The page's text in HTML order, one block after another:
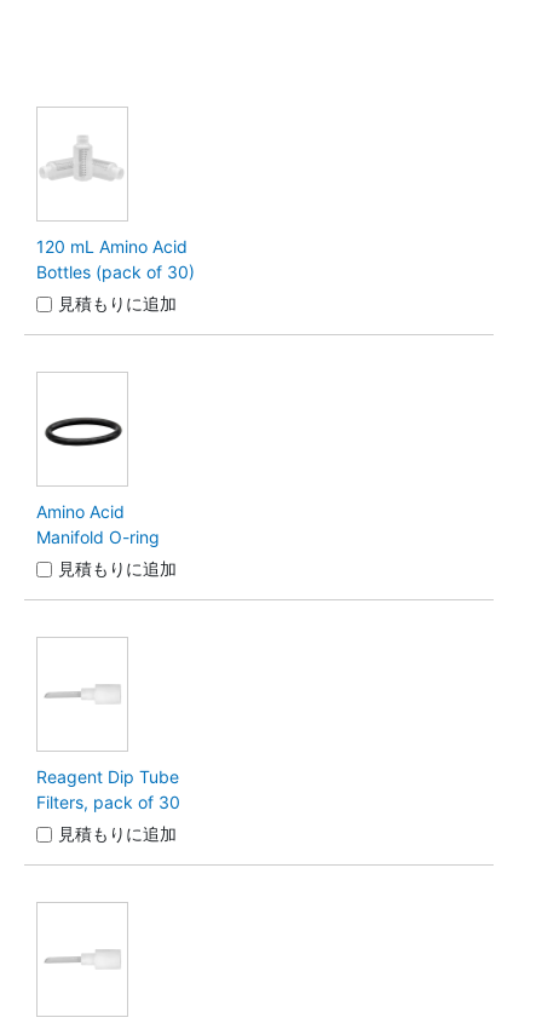
120 mL Amino Acid
Bottles (pack of 30)
見積もりに追加
Amino Acid
Manifold O-ring
見積もりに追加
Reagent Dip Tube
Filters, pack of 30
見積もりに追加